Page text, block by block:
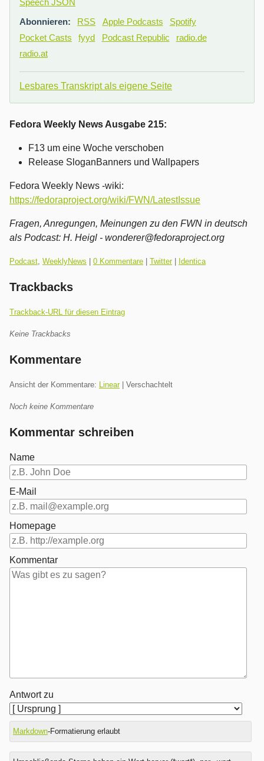
Speech JSON
Abonnieren:
RSS Apple Podcasts
Spotify
Pocket Casts
fyyd Podcast Republic
radio.de
radio.at
Lesbares Transkript als eigene Seite
Fedora Weekly News Ausgabe 215:
F13 um eine Woche verschoben
Release SloganBanners und Wallpapers
Fedora Weekly News -wiki:
https://fedoraproject.org/wiki/FWN/LatestIssue
Fragen, Anregungen, Meinungen zu den FWN in deutsch
als Podcast: H. Heigl - wonderer@fedoraproject.org
Kategorien:
Podcast, WeeklyNews 0 Kommentare Twitter| Identica
Trackbacks
Trackback-URL für diesen Eintrag
Keine Trackbacks
Kommentare
Ansicht der Kommentare: Linear| Verschachtelt
Noch keine Kommentare
Kommentar schreiben
Name
E-Mail
Homepage
Kommentar
Antwort zu
Markdown-Formatierung erlaubt